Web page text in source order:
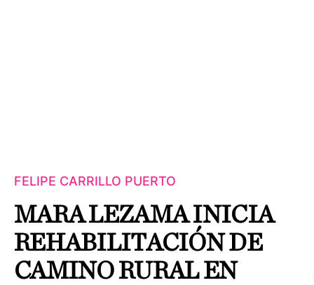
FELIPE CARRILLO PUERTO
MARA LEZAMA INICIA
REHABILITACIÓN DE
CAMINO RURAL EN